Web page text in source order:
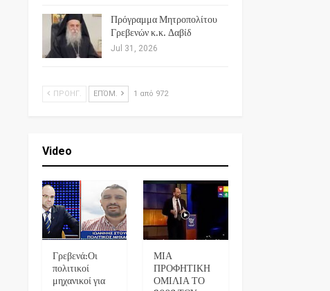
Πρόγραμμα Μητροπολίτου
Γρεβενών κ.κ. Δαβίδ
Jul 31, 2026
ΠΡΟΗΓ. ΕΠΌΜ. 1 από 972
Video
Γρεβενά:Οι
πολιτικοί
μηχανικοί για
ΜΙΑ
ΠΡΟΦΗΤΙΚΗ
ΟΜΙΛΙΑ ΤΟ